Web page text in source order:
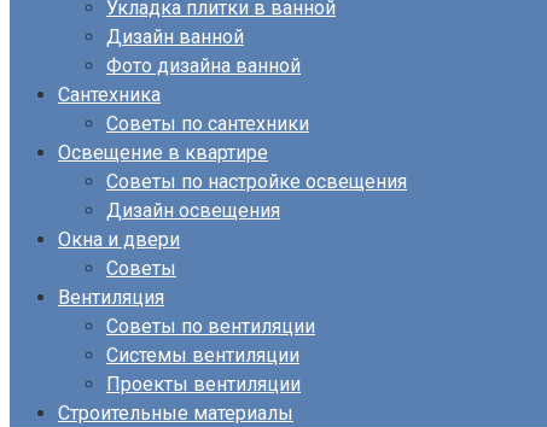
Укладка плитки в ванной
Дизайн ванной
Фото дизайна ванной
Сантехника
Советы по сантехники
Освещение в квартире
Советы по настройке освещения
Дизайн освещения
Окна и двери
Советы
Вентиляция
Советы по вентиляции
Системы вентиляции
Проекты вентиляции
Строительные материалы